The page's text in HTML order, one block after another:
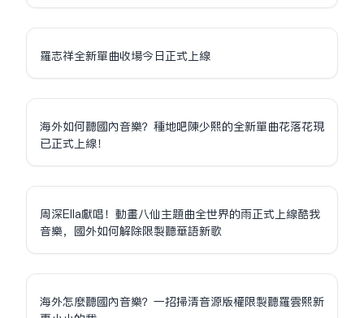
羅志祥全新單曲收場今日正式上線
海外如何聽國內音樂？種地吧陳少熙的全新單曲花落花現
已正式上線！
周深Ella獻唱！動畫八仙主題曲全世界的雨正式上線酷我
音樂，國外如何解除限制聽華語新歌
海外怎麼聽國內音樂？一招掃清音源版權限制聽羅雲熙新